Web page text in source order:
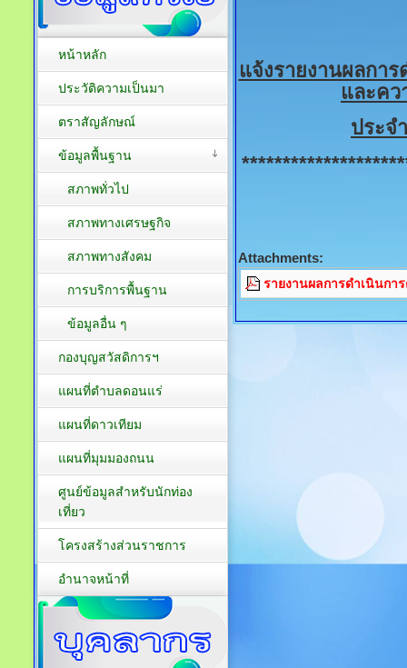
แจ้งรายงานผลกา
และคว
ประจ
Attachments:
รายงานผลการดำเนินกา
หน้าหลัก
ประวัติความเป็นมา
ตราสัญลักษณ์
ข้อมูลพื้นฐาน
สภาพทั่วไป
สภาพทางเศรษฐกิจ
สภาพทางสังคม
การบริการพื้นฐาน
ข้อมูลอื่น ๆ
กองบุญสวัสดิการฯ
แผนที่ตำบลดอนแร่
แผนที่ดาวเทียม
แผนที่มุมมองถนน
ศูนย์ข้อมูลสำหรับนักท่อง
เที่ยว
โครงสร้างส่วนราชการ
อำนาจหน้าที่